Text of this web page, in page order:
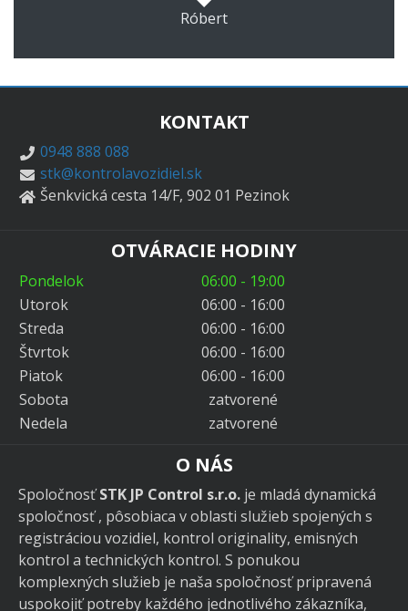
Róbert
KONTAKT
0948 888 088
stk@kontrolavozidiel.sk
Šenkvická cesta 14/F, 902 01 Pezinok
OTVÁRACIE HODINY
Pondelok
06:00 - 19:00
Utorok
06:00 - 16:00
Streda
06:00 - 16:00
Štvrtok
06:00 - 16:00
Piatok
06:00 - 16:00
Sobota
zatvorené
Nedela
zatvorené
O NÁS
SpoločnosťSTK JP Control s.r.o. je mladá dynamická
spoločnosť , pôsobiaca v oblasti služieb spojených s
registráciou vozidiel, kontrol originality, emisných
kontrol a technických kontrol. S ponukou
komplexných služieb je naša spoločnosť pripravená
uspokojiť potreby každého jednotlivého zákazníka,